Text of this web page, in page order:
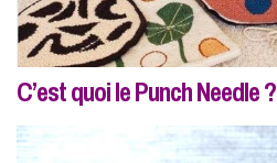
C’est quoi le Punch Needle ?